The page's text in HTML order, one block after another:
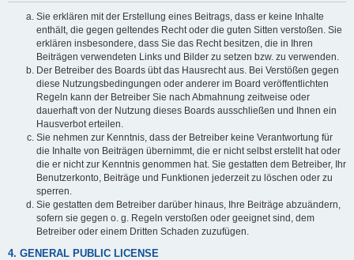
Sie erklären mit der Erstellung eines Beitrags, dass er keine Inhalte
enthält, die gegen geltendes Recht oder die guten Sitten verstoßen. Sie
erklären insbesondere, dass Sie das Recht besitzen, die in Ihren
Beiträgen verwendeten Links und Bilder zu setzen bzw. zu verwenden.
Der Betreiber des Boards übt das Hausrecht aus. Bei Verstößen gegen
diese Nutzungsbedingungen oder anderer im Board veröffentlichten
Regeln kann der Betreiber Sie nach Abmahnung zeitweise oder
dauerhaft von der Nutzung dieses Boards ausschließen und Ihnen ein
Hausverbot erteilen.
Sie nehmen zur Kenntnis, dass der Betreiber keine Verantwortung für
die Inhalte von Beiträgen übernimmt, die er nicht selbst erstellt hat oder
die er nicht zur Kenntnis genommen hat. Sie gestatten dem Betreiber, Ihr
Benutzerkonto, Beiträge und Funktionen jederzeit zu löschen oder zu
sperren.
Sie gestatten dem Betreiber darüber hinaus, Ihre Beiträge abzuändern,
sofern sie gegen o. g. Regeln verstoßen oder geeignet sind, dem
Betreiber oder einem Dritten Schaden zuzufügen.
4. GENERAL PUBLIC LICENSE